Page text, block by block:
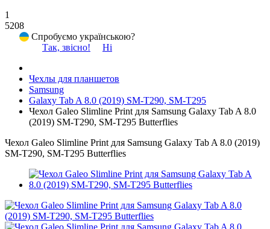
1
5208
Спробуємо українською?
Так, звісно!
Ні
Чехлы для планшетов
Samsung
Galaxy Tab A 8.0 (2019) SM-T290, SM-T295
Чехол Galeo Slimline Print для Samsung Galaxy Tab A 8.0
(2019) SM-T290, SM-T295 Butterflies
Чехол Galeo Slimline Print для Samsung Galaxy Tab A 8.0 (2019)
SM-T290, SM-T295 Butterflies